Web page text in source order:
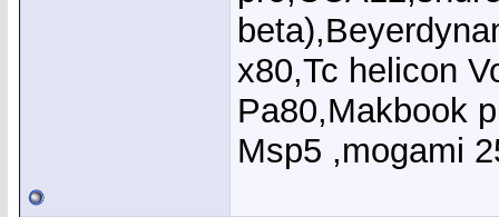
x80,Tc helicon
Pa80,Makbook
Msp5 ,mogami